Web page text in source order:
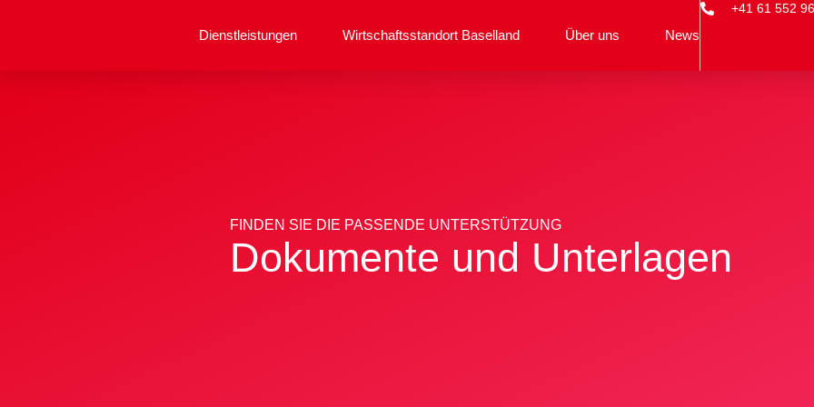
Dienstleistungen Wirtschaftsstandort Baselland Über uns News
+41 61 552
FINDEN SIE DIE PASSENDE UNTERSTÜTZUNG
Dokumente und Unterlagen